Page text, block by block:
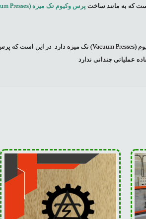
که به مانند ساخت پرس وکیوم تک میزه (Presses
(
Vacuum Presses) تک میزه دارد در این است که پرس
عملیاتی چندانی ندارد